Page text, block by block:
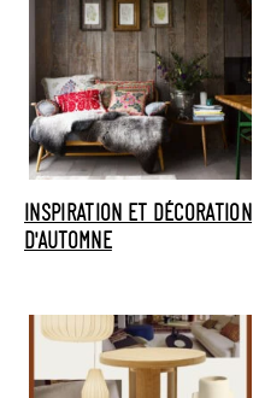
INSPIRATION ET DÉCORATION
D'AUTOMNE